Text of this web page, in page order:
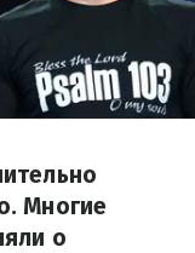
Многие
о